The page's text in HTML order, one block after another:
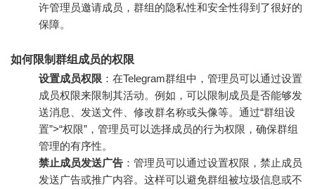
许管理员邀请成员，群组的隐私性和安全性得到了很好的
保障。
如何限制群组成员的权限
设置成员权限 ：在Telegram群组中，管理员可以通过设置
成员权限来限制其活动。例如，可以限制成员是否能够发
送消息、发送文件、修改群名称或头像等。通过“群组设
置”>“权限”，管理员可以选择成员的行为权限，确保群组
管理的有序性。
禁止成员发送广告 ：管理员可以通过设置权限，禁止成员
发送广告或推广内容。这样可以避免群组被垃圾信息或不